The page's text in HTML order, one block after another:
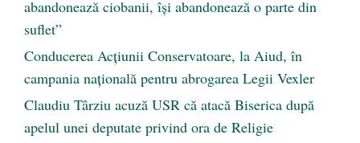
abandonează ciobanii, își abandonează o parte din
suflet”
Conducerea Acțiunii Conservatoare, la Aiud, în
campania națională pentru abrogarea Legii Vexler
Claudiu Târziu acuză USR că atacă Biserica după
apelul unei deputate privind ora de Religie